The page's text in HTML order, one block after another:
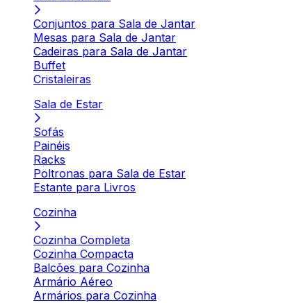
Conjuntos para Sala de Jantar
Mesas para Sala de Jantar
Cadeiras para Sala de Jantar
Buffet
Cristaleiras
Sala de Estar
Sofás
Painéis
Racks
Poltronas para Sala de Estar
Estante para Livros
Cozinha
Cozinha Completa
Cozinha Compacta
Balcões para Cozinha
Armário Aéreo
Armários para Cozinha